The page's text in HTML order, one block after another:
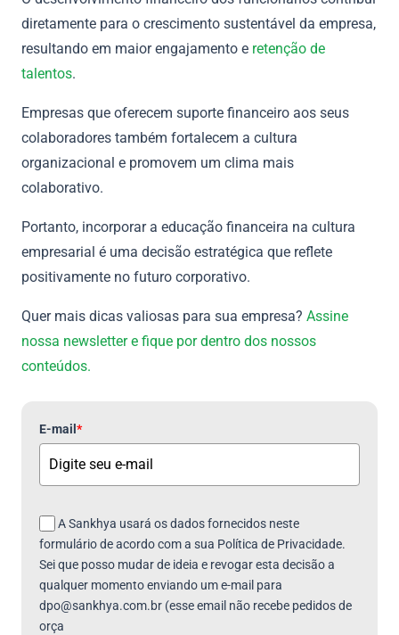
diretamente para o crescimento sustentável da empresa,
resultando em maior engajamento e retenção de
talentos.
Empresas que oferecem suporte financeiro aos seus
colaboradores também fortalecem a cultura
organizacional e promovem um clima mais
colaborativo.
Portanto, incorporar a educação financeira na cultura
empresarial é uma decisão estratégica que reflete
positivamente no futuro corporativo.
Quer mais dicas valiosas para sua empresa? Assine
nossa newsletter e fique por dentro dos nossos
conteúdos.
E-mail *
A Sankhya usará os dados fornecidos neste
formulário de acordo com a sua Política de Privacidade.
Sei que posso mudar de ideia e revogar esta decisão a
qualquer momento enviando um e-mail para
dpo@sankhya.com.br (esse email não recebe pedidos de
orça